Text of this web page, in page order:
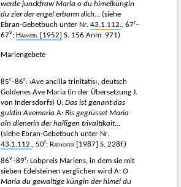
werde junckfraw Maria o du himelküngin
du zier der engel erbarm dich... (siehe
Ebran-Gebetbuch unter Nr. 43.1.112., 67r–
67v; Haimerl [1952] S. 156 Anm. 971)
Mariengebete
85r–86r: ›Ave ancilla trinitatis‹, deutsch
Goldenes Ave Maria (in der Übersetzung J.
von Indersdorfs) Ü: Das ist genant das
guldin Avemaria A: Bis gegrüsset Maria
ain dienerin der hailigen trivaltikait...
(siehe Ebran-Gebetbuch unter Nr.
43.1.112., 50r; Rathofer [1987] S. 228f.)
86v–89r: Lobpreis Mariens, in dem sie mit
sieben Edelsteinen verglichen wird A: O
Maria du gewaltige küngin der himel du